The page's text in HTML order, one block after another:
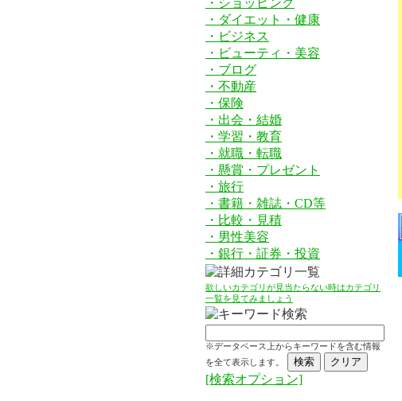
・ショッピング
・ダイエット・健康
・ビジネス
・ビューティ・美容
・ブログ
・不動産
・保険
・出会・結婚
・学習・教育
・就職・転職
・懸賞・プレゼント
・旅行
・書籍・雑誌・CD等
・比較・見積
・男性美容
・銀行・証券・投資
欲しいカテゴリが見当たらない時はカテゴリ
一覧を見てみましょう
※データベース上からキーワードを含む情報
を全て表示します。
[検索オプション]